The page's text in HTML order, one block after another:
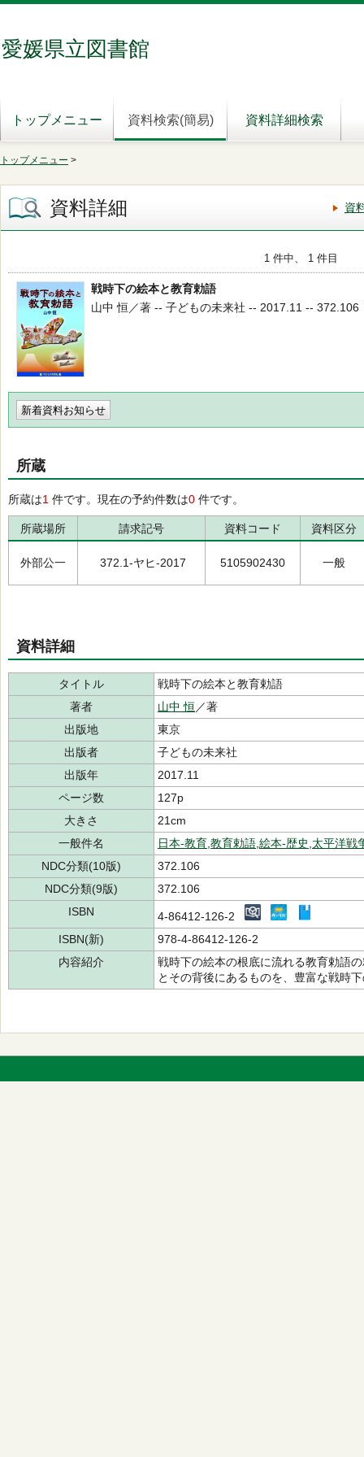
愛媛県立図書館
トップメニュー 資料検索(簡易) 資料詳細検索
トップメニュー >
資料詳細 資
1 件中、 1 件目
戦時下の絵本と教育勅語
山中 恒／著 -- 子どもの未来社 -- 2017.11 -- 372.106
新着資料お知らせ
所蔵
所蔵は1 件です。現在の予約件数は0 件です。
所蔵場所 請求記号 資料コード 資料区分
外部公一 372.1-ヤヒ-2017 5105902430 一般
資料詳細
タイトル
戦時下の絵本と教育勅語
著者
山中 恒 ／著
出版地
東京
出版者
子どもの未来社
出版年
2017.11
ページ数
127p
大きさ
21cm
一般件名
日本-教育 教育勅語 絵本-歴史 太平洋戦
NDC分類(10版)
372.106
NDC分類(9版)
372.106
ISBN
4-86412-126-2
ISBN(新)
978-4-86412-126-2
内容紹介
戦時下の絵本の根底に流れる教育勅語
とその背後にあるものを、豊富な戦時